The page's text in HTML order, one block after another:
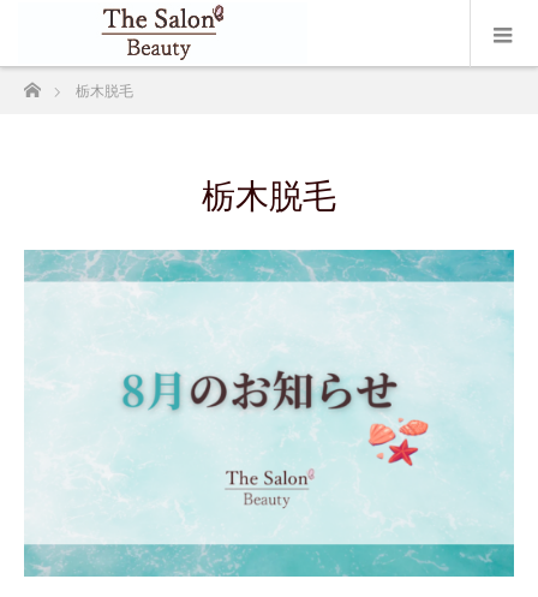
ホーム栃木脱毛
栃木脱毛